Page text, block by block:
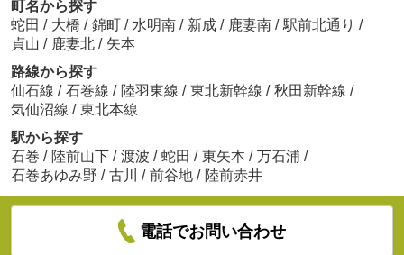
町名から探す
蛇田 / 大橋 / 錦町 / 水明南 / 新成 / 鹿妻南 / 駅前北通り /
貞山 / 鹿妻北 / 矢本
路線から探す
仙石線 / 石巻線 / 陸羽東線 / 東北新幹線 / 秋田新幹線 /
気仙沼線 / 東北本線
駅から探す
石巻 / 陸前山下 / 渡波 / 蛇田 / 東矢本 / 万石浦 /
石巻あゆみ野 / 古川 / 前谷地 / 陸前赤井
電話でお問い合わせ